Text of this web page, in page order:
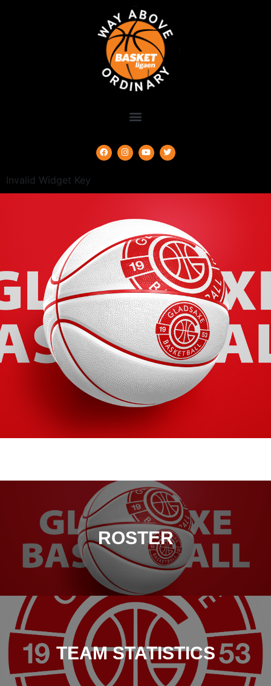
Invalid Widget Key
ROSTER
TEAM STATISTICS